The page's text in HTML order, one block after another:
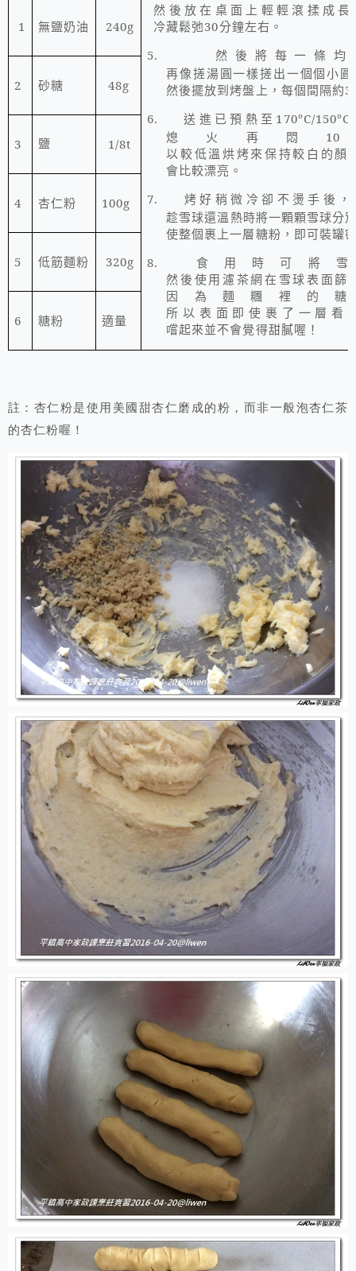
然後放在桌面上輕輕滾揉成
冷藏鬆弛30分鐘左右。
5.
然後將每一條
再像搓湯圓一樣搓出一個個小
然後擺放到烤盤上，每個間隔約
6.
送進已預熱至 170°C/150°C
熄火再悶 10
以較低溫烘烤來保持較白的顏
會比較漂亮。
7.
烤好稍微冷卻不燙手後
趁雪球還溫熱時將一顆顆雪球分
使整個裹上一層糖粉，即可裝罐
8. 食用時可將
然後使用濾茶網在雪球表面篩
因為麵糰裡的
所以表面即使裹了一層看
嚐起來並不會覺得甜膩喔！
1 無鹽奶油 240g
2 砂糖 48g
3 鹽 1/8t
4 杏仁粉 100g
5 低筋麵粉 320g
6 糖粉 適量
註：杏仁粉是使用美國甜杏仁磨成的粉，而非一般泡杏仁茶
的杏仁粉喔！